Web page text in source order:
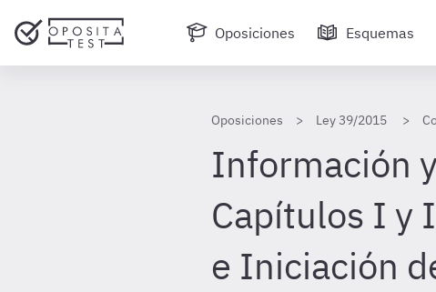
Oposiciones Esquemas
Oposiciones Ley 39/2015
Información
Capítulos I y
e Iniciación